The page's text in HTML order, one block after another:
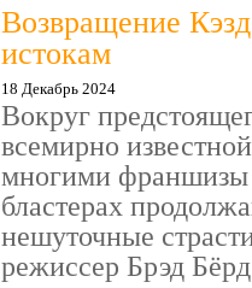
Возвращение
истокам
18 Декабрь 2024
Вокруг
всемирно
многими франшизы
бластерах
нешуточные
режиссер Брэд